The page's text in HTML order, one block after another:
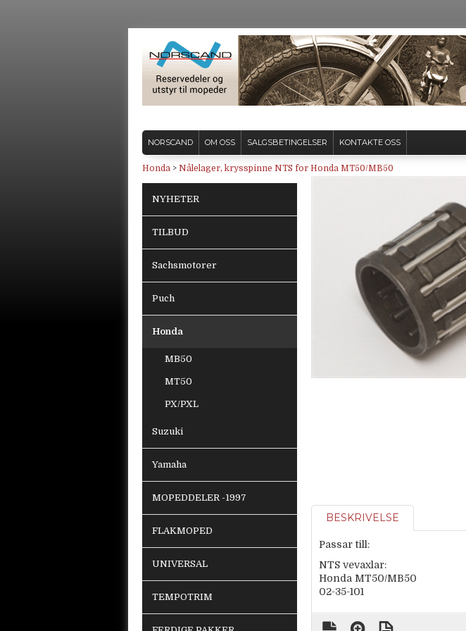
NORSCAND OM OSS SALGSBETINGELSER KONTAKTE OSS
Honda > Nålelager, krysspinne NTS for Honda MT50/MB50
NYHETER
TILBUD
Sachsmotorer
Puch
Honda
MB50
MT50
PX/PXL
Suzuki
Yamaha
MOPEDDELER -1997
FLAKMOPED
UNIVERSAL
TEMPOTRIM
BESKRIVELSE
Passar till:
NTS vevaxlar:
Honda MT50/MB50
02-35-101